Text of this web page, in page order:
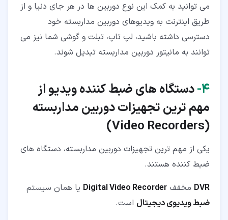
می توانید به کمک این نوع دوربین ها در هر جای دنیا و از
طریق اینترنت به ویدیوهای دوربین مداربسته خود
دسترسی داشته باشید، لپ تاپ، تبلت و گوشی شما نیز می
توانند به مانیتور دوربین مداربسته تبدیل شوند.
۴‏- دستگاه های ضبط کننده ویدیواز
مهم ترین تجهیزات دوربین مداربسته
(Video Recorders)
یکی از مهم ترین تجهیزات دوربین مداربسته، دستگاه های
ضبط کننده هستند.
DVR مخفف Digital Video Recorder یا همان سیستم
ضبط ویدیوی دیجیتال است.